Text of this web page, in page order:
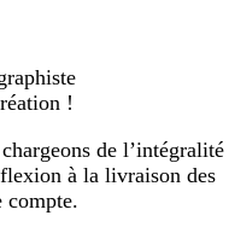
!
de l’intégralité
à la livraison des
compte.